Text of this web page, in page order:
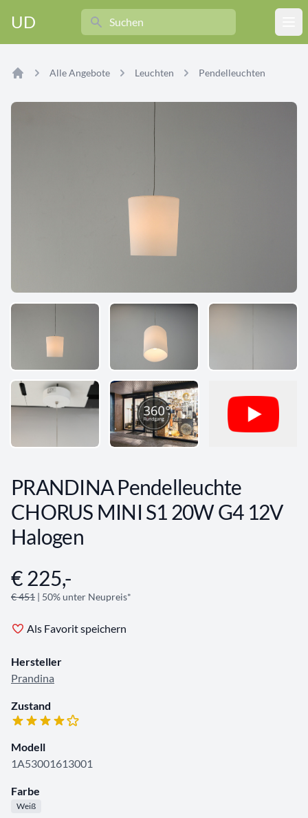
UD
Search
Alle Angebote Leuchten Pendelleuchten
PRANDINA Pendelleuchte
CHORUS MINI S1 20W G4 12V
Halogen
Angebotsinformationen
€ 225,-
€ 451 | 50% unter Neupreis*
Als Favorit speichern
Hersteller
Prandina
Zustand
Modell
1A53001613001
Farbe
Weiß